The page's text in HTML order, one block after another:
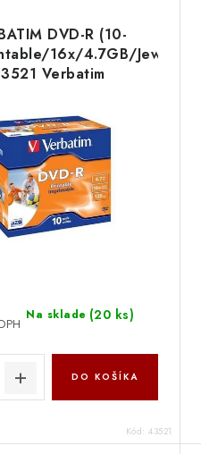
DVD-R (10-
16x/4.7GB/Jewel
Verbatim
Na sklade (20 ks)
DO KOŠÍKA
Kód: 43521